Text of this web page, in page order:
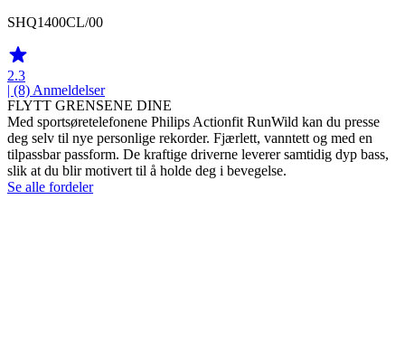
SHQ1400CL/00
2.3
| (8) Anmeldelser
FLYTT GRENSENE DINE
Med sportsøretelefonene Philips Actionfit RunWild kan du presse
deg selv til nye personlige rekorder. Fjærlett, vanntett og med en
tilpassbar passform. De kraftige driverne leverer samtidig dyp bass,
slik at du blir motivert til å holde deg i bevegelse.
Se alle fordeler